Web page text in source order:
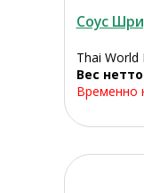
Соус
Thai
Вес
Временно